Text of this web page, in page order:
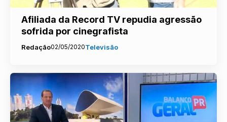
Afiliada da Record TV repudia agressão
sofrida por cinegrafista
Redação02/05/2020Televisão